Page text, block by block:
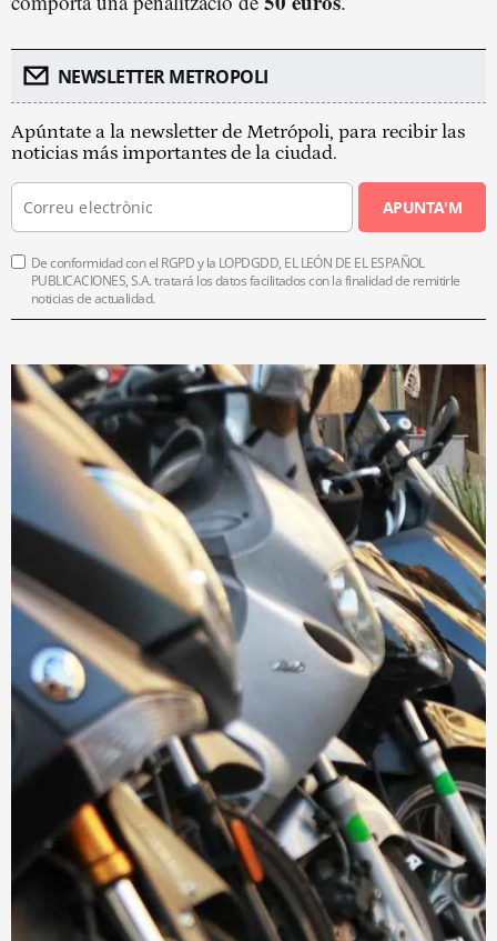
NEWSLETTER METROPOLI
Apúntate a la newsletter de Metrópoli, para recibir las
noticias más importantes de la ciudad.
APUNTA'M
De conformidad con el RGPD y la LOPDGDD, EL LEÓN DE EL ESPAÑOL
PUBLICACIONES, S.A. tratará los datos facilitados con la finalidad de remitirle
noticias de actualidad.